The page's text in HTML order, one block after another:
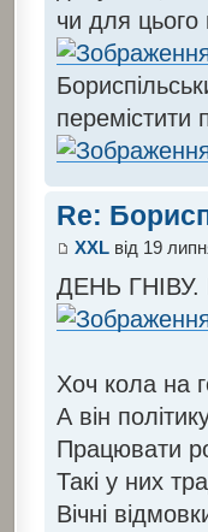
чи для цього
перемістити
Re:
XXLвід 19
ДЕНЬ ГНІВУ.
Хоч кола на
А він
Працювати
Такі у них
Вічні